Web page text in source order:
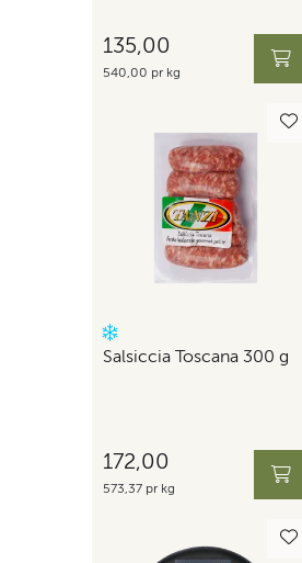
135,00
540,00 pr kg
Salsiccia Toscana 300 g
172,00
573,37 pr kg